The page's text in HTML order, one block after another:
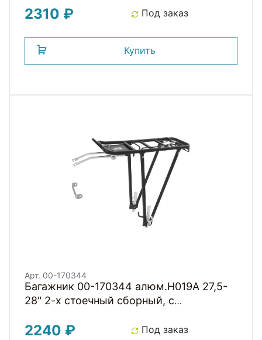
2310 ₽ Под заказ
Купить
Арт. 00-170344
Багажник 00-170344 алюм.H019A 27,5-
28" 2-х стоечный сборный, с
2240 ₽ Под заказ